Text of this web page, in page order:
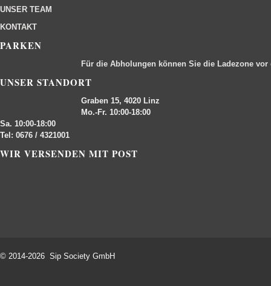
UNSER TEAM
KONTAKT
PARKEN
Für die Abholungen können Sie die Ladezone
UNSER STANDORT
Graben 15, 4020 Linz
Mo.-Fr. 10:00-18:00
Sa. 10:00-18:00
Tel: 0676 / 4321001
WIR VERSENDEN MIT POST
© 2014-2026 Sip Society GmbH